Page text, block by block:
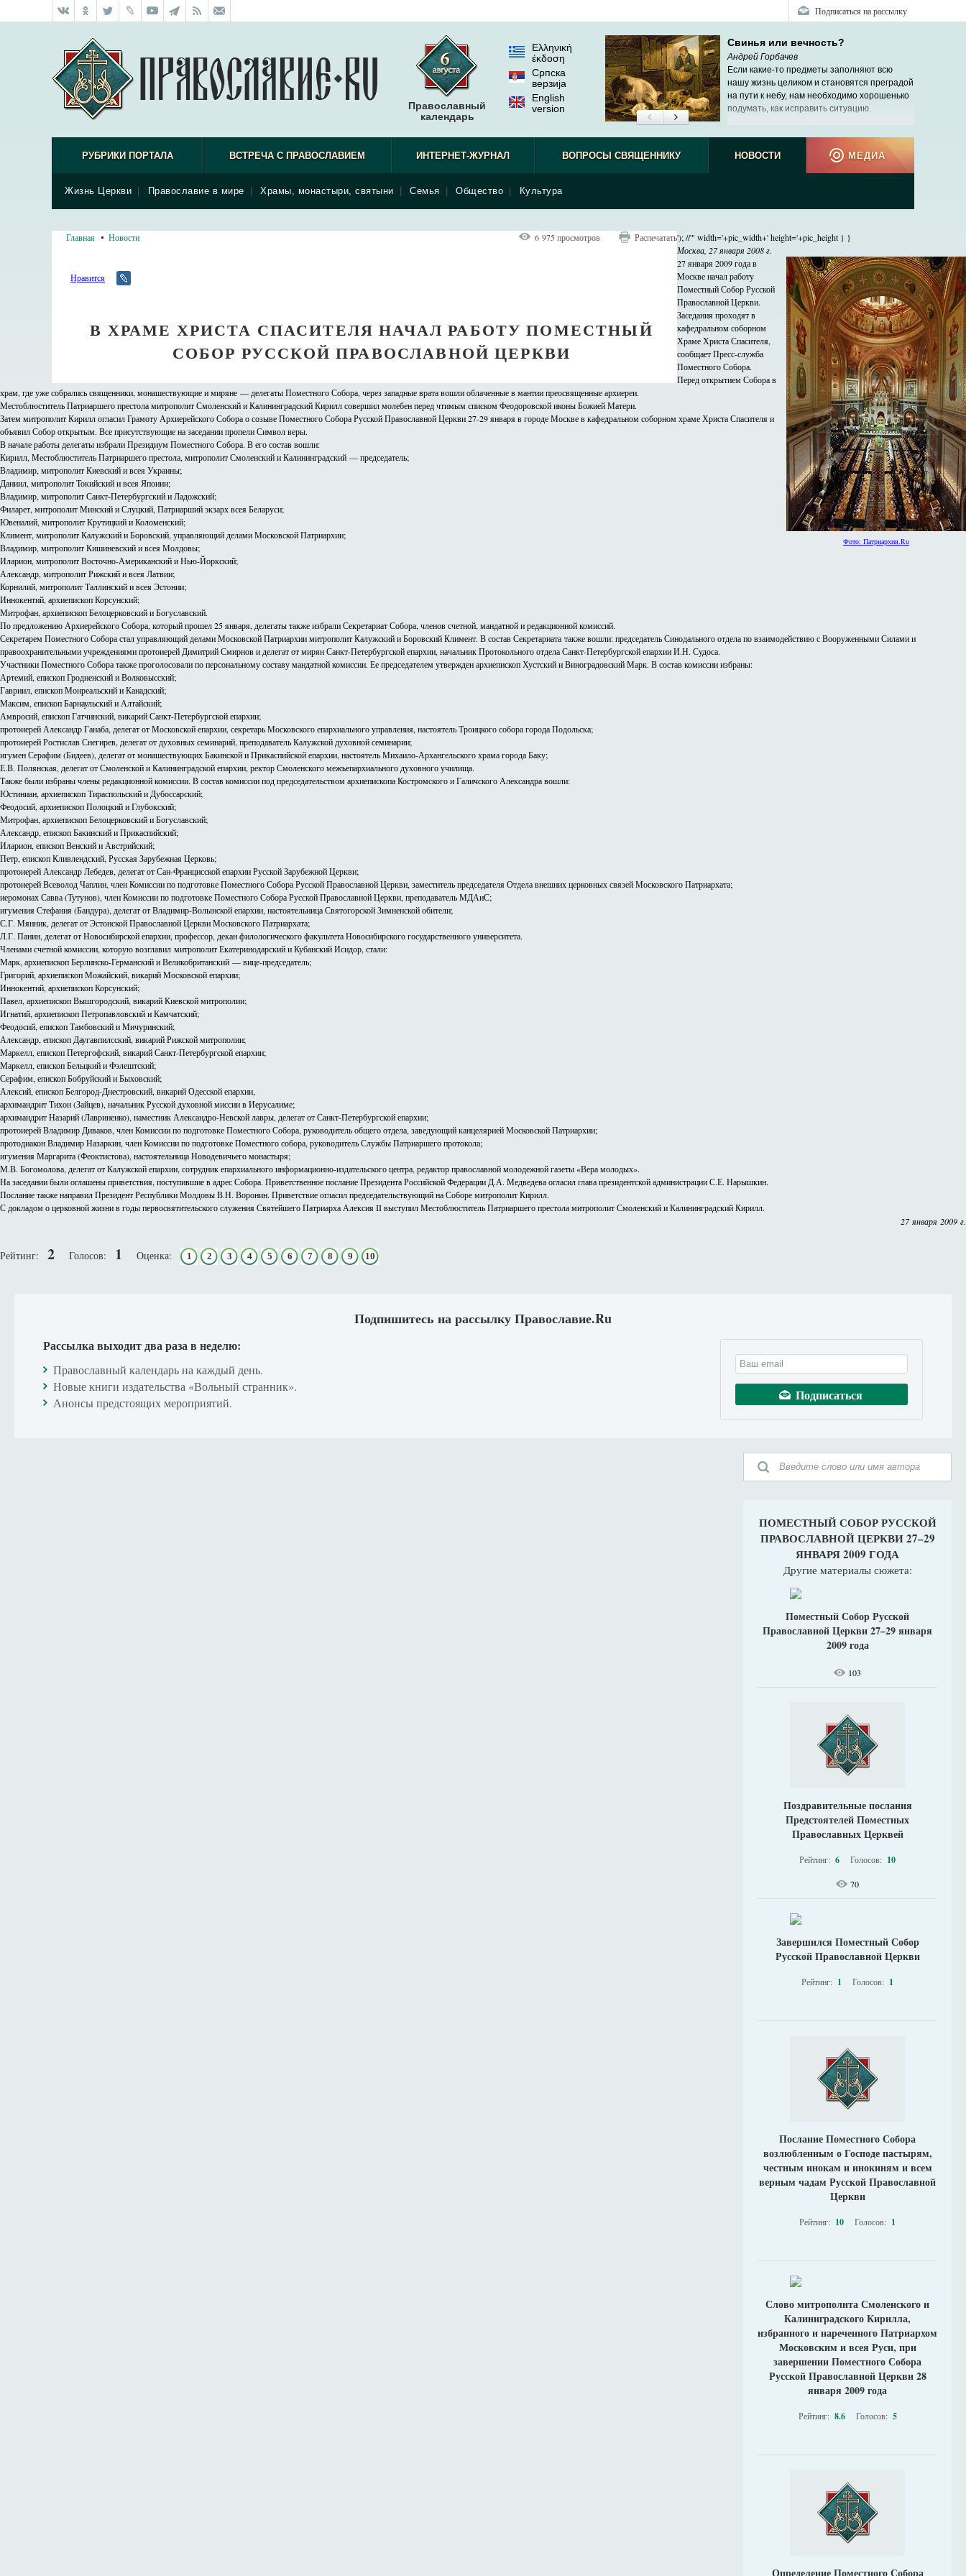
Подписаться на рассылку
Православный
календарь
Ελληνική
έκδοση
Српска
верзиjа
English
version
Свинья или вечность?
Андрей Горбачев
Если какие-то предметы заполняют всю
нашу жизнь целиком и становятся преградой
на пути к небу, нам необходимо хорошенько
подумать, как исправить ситуацию.
РУБРИКИ ПОРТАЛА ВСТРЕЧА С ПРАВОСЛАВИЕМ ИНТЕРНЕТ-ЖУРНАЛ ВОПРОСЫ СВЯЩЕННИКУ НОВОСТИ
Жизнь Церкви Православие в мире Храмы, монастыри, святыни Семья Общество Культура
МЕДИА
Главная Новости 6 975 просмотров Распечатать
Нравится
В ХРАМЕ ХРИСТА СПАСИТЕЛЯ НАЧАЛ РАБОТУ ПОМЕСТНЫЙ
СОБОР РУССКОЙ ПРАВОСЛАВНОЙ ЦЕРКВИ
'); //'" width='+pic_width+' height='+pic_height } }
Москва, 27 января 2008 г.
Фото: Патриархия.Ru
27 января 2009 года в
Москве начал работу
Поместный Собор Русской
Православной Церкви.
Заседания проходят в
кафедральном соборном
Храме Христа Спасителя,
сообщает Пресс-служба
Поместного Собора.
Перед открытием Собора в
храм, где уже собрались священники, монашествующие и миряне — делегаты Поместного Собора, через западные врата вошли облаченные в мантии преосвященные архиереи.
Местоблюститель Патриаршего престола митрополит Смоленский и Калининградский Кирилл совершил молебен перед чтимым списком Феодоровской иконы Божией Матери.
Затем митрополит Кирилл огласил Грамоту Архиерейского Собора о созыве Поместного Собора Русской Православной Церкви 27-29 января в городе Москве в кафедральном соборном храме Христа Спасителя и
объявил Собор открытым. Все присутствующие на заседании пропели Символ веры.
В начале работы делегаты избрали Президиум Поместного Собора. В его состав вошли:
Кирилл, Местоблюститель Патриаршего престола, митрополит Смоленский и Калининградский — председатель;
Владимир, митрополит Киевский и всея Украины;
Даниил, митрополит Токийский и всея Японии;
Владимир, митрополит Санкт-Петербургский и Ладожский;
Филарет, митрополит Минский и Слуцкий, Патриарший экзарх всея Беларуси;
Ювеналий, митрополит Крутицкий и Коломенский;
Климент, митрополит Калужский и Боровский, управляющий делами Московской Патриархии;
Владимир, митрополит Кишиневский и всея Молдовы;
Иларион, митрополит Восточно-Американский и Нью-Йоркский;
Александр, митрополит Рижский и всея Латвии;
Корнилий, митрополит Таллинский и всея Эстонии;
Иннокентий, архиепископ Корсунский;
Митрофан, архиепископ Белоцерковский и Богуславский.
По предложению Архиерейского Собора, который прошел 25 января, делегаты также избрали Секретариат Собора, членов счетной, мандатной и редакционной комиссий.
Секретарем Поместного Собора стал управляющий делами Московской Патриархии митрополит Калужский и Боровский Климент. В состав Секретариата также вошли: председатель Синодального отдела по взаимодействию с Вооруженными Силами и
правоохранительными учреждениями протоиерей Димитрий Смирнов и делегат от мирян Санкт-Петербургской епархии, начальник Протокольного отдела Санкт-Петербургской епархии И.Н. Судоса.
Участники Поместного Собора также проголосовали по персональному составу мандатной комиссии. Ее председателем утвержден архиепископ Хустский и Виноградовский Марк. В состав комиссии избраны:
Артемий, епископ Гродненский и Волковысский;
Гавриил, епископ Монреальский и Канадский;
Максим, епископ Барнаульский и Алтайский;
Амвросий, епископ Гатчинский, викарий Санкт-Петербургской епархии;
протоиерей Александр Ганаба, делегат от Московской епархии, секретарь Московского епархиального управления, настоятель Троицкого собора города Подольска;
протоиерей Ростислав Снегирев, делегат от духовных семинарий, преподаватель Калужской духовной семинарии;
игумен Серафим (Бидеев), делегат от монашествующих Бакинской и Прикаспийской епархии, настоятель Михаило-Архангельского храма города Баку;
Е.В. Полянская, делегат от Смоленской и Калининградской епархии, ректор Смоленского межъепархиального духовного училища.
Также были избраны члены редакционной комиссии. В состав комиссии под председательством архиепископа Костромского и Галичского Александра вошли:
Юстиниан, архиепископ Тираспольский и Дубоссарский;
Феодосий, архиепископ Полоцкий и Глубокский;
Митрофан, архиепископ Белоцерковский и Богуславский;
Александр, епископ Бакинский и Прикаспийский;
Иларион, епископ Венский и Австрийский;
Петр, епископ Кливлендский, Русская Зарубежная Церковь;
протоиерей Александр Лебедев, делегат от Сан-Францисской епархии Русской Зарубежной Церкви;
протоиерей Всеволод Чаплин, член Комиссии по подготовке Поместного Собора Русской Православной Церкви, заместитель председателя Отдела внешних церковных связей Московского Патриархата;
иеромонах Савва (Тутунов), член Комиссии по подготовке Поместного Собора Русской Православной Церкви, преподаватель МДАиС;
игумения Стефания (Бандура), делегат от Владимир-Волынской епархии, настоятельница Святогорской Зимненской обители;
С.Г. Мянник, делегат от Эстонской Православной Церкви Московского Патриархата;
Л.Г. Панин, делегат от Новосибирской епархии, профессор, декан филологического факультета Новосибирского государственного университета.
Членами счетной комиссии, которую возглавил митрополит Екатеринодарский и Кубанский Исидор, стали:
Марк, архиепископ Берлинско-Германский и Великобританский — вице-председатель;
Григорий, архиепископ Можайский, викарий Московской епархии;
Иннокентий, архиепископ Корсунский;
Павел, архиепископ Вышгородский, викарий Киевской митрополии;
Игнатий, архиепископ Петропавловский и Камчатский;
Феодосий, епископ Тамбовский и Мичуринский;
Александр, епископ Даугавпилсский, викарий Рижской митрополии;
Маркелл, епископ Петергофский, викарий Санкт-Петербургской епархии;
Маркелл, епископ Бельцкий и Фэлештский;
Серафим, епископ Бобруйский и Быховский;
Алексий, епископ Белгород-Днестровский, викарий Одесской епархии,
архимандрит Тихон (Зайцев), начальник Русской духовной миссии в Иерусалиме;
архимандрит Назарий (Лавриненко), наместник Александро-Невской лавры, делегат от Санкт-Петербургской епархии;
протоиерей Владимир Диваков, член Комиссии по подготовке Поместного Собора, руководитель общего отдела, заведующий канцелярией Московской Патриархии;
протодиакон Владимир Назаркин, член Комиссии по подготовке Поместного собора, руководитель Службы Патриаршего протокола;
игумения Маргарита (Феоктистова), настоятельница Новодевичьего монастыря;
М.В. Богомолова, делегат от Калужской епархии, сотрудник епархиального информационно-издательского центра, редактор православной молодежной газеты «Вера молодых».
На заседании были оглашены приветствия, поступившие в адрес Собора. Приветственное послание Президента Российской Федерации Д.А. Медведева огласил глава президентской администрации С.Е. Нарышкин.
Послание также направил Президент Республики Молдовы В.Н. Воронин. Приветствие огласил председательствующий на Соборе митрополит Кирилл.
С докладом о церковной жизни в годы первосвятительского служения Святейшего Патриарха Алексия II выступил Местоблюститель Патриаршего престола митрополит Смоленский и Калининградский Кирилл.
27 января 2009 г.
Рейтинг: 2 Голосов: 1 Оценка: 1 2 3 4 5 6 7 8 9 10
Подпишитесь на рассылку Православие.Ru
Рассылка выходит два раза в неделю:
Православный календарь на каждый день.
Новые книги издательства «Вольный странник».
Анонсы предстоящих мероприятий.
ПОМЕСТНЫЙ СОБОР РУССКОЙ
ПРАВОСЛАВНОЙ ЦЕРКВИ 27–29
ЯНВАРЯ 2009 ГОДА
Другие материалы сюжета:
Поместный Собор Русской
Православной Церкви 27–29 января
2009 года
103
Поздравительные послания
Предстоятелей Поместных
Православных Церквей
Рейтинг: 6 Голосов: 10
70
Завершился Поместный Собор
Русской Православной Церкви
Рейтинг: 1 Голосов: 1
Послание Поместного Собора
возлюбленным о Господе пастырям,
честным инокам и инокиням и всем
верным чадам Русской Православной
Церкви
Рейтинг: 10 Голосов: 1
Слово митрополита Смоленского и
Калиниградского Кирилла,
избранного и нареченного Патриархом
Московским и всея Руси, при
завершении Поместного Собора
Русской Православной Церкви 28
января 2009 года
Рейтинг: 8.6 Голосов: 5
Определение Поместного Собора